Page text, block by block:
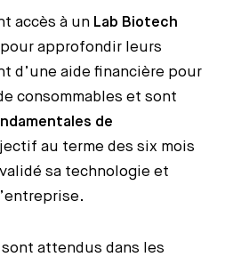
accès à un Lab Biotech
approfondir leurs
d’une aide financière pour
consommables et sont
de
au terme des six mois
sa technologie et
attendus dans les